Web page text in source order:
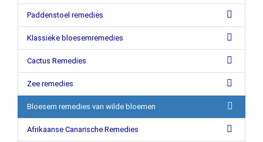
Paddenstoel remedies
Klassieke bloesemremedies
Cactus Remedies
Zee remedies
Bloesem remedies van wilde bloemen
Afrikaanse Canarische Remedies